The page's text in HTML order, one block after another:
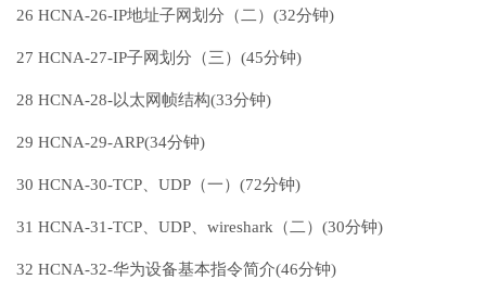
26 HCNA-26-IP地址子网划分（二）(32分钟)
27 HCNA-27-IP子网划分（三）(45分钟)
28 HCNA-28-以太网帧结构(33分钟)
29 HCNA-29-ARP(34分钟)
30 HCNA-30-TCP、UDP（一）(72分钟)
31 HCNA-31-TCP、UDP、wireshark（二）(30分钟)
32 HCNA-32-华为设备基本指令简介(46分钟)